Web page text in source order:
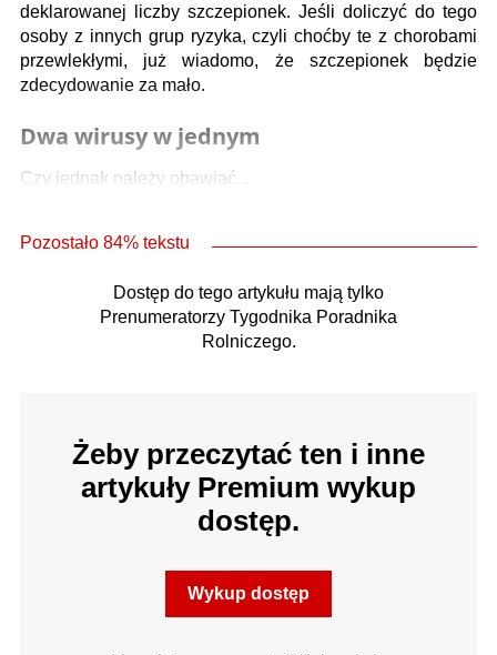
deklarowanej liczby szczepionek. Jeśli doliczyć do tego
osoby z innych grup ryzyka, czyli choćby te z chorobami
przewlekłymi, już wiadomo, że szczepionek będzie
zdecydowanie za mało.
Dwa wirusy w jednym
Czy jednak należy obawiać...
Pozostało 84% tekstu
Dostęp do tego artykułu mają tylko
Prenumeratorzy Tygodnika Poradnika
Rolniczego.
Żeby przeczytać ten i inne
artykuły Premium wykup
dostęp.
Wykup dostęp